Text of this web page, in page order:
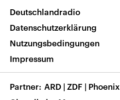
Nachrichten App
Frequenzen
Veranstaltungen
Musikliste
RSS
Barrierefreiheit
Deutschlandradio
Datenschutzerklärung
Nutzungsbedingungen
Impressum
Partner ARD | ZDF | Phoenix